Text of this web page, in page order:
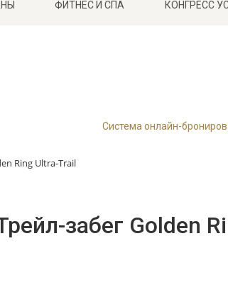
ФИТНЕС И СПА КОНГРЕСС
Система онлайн-
Ring Ultra-Trail
забег Golden